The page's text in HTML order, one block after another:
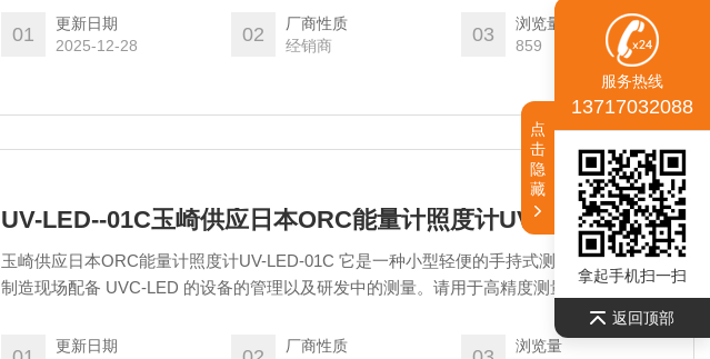
01
更新日期
2025-12-28
02
厂商性质
经销商
03
浏览量
859
UV-LED--01C玉崎供应日本ORC能量计照度计UV-LED-01C
玉崎供应日本ORC能量计照度计UV-LED-01C 它是一种小型轻便的手持式测量仪器。适用于
制造现场配备 UVC-LED 的设备的管理以及研发中的测量。请用于高精度测量UVC-LED的
更新日期
厂商性质
浏览量
服务热线
13717032088
拿起手机扫一扫
返回顶部
点
击
隐
藏